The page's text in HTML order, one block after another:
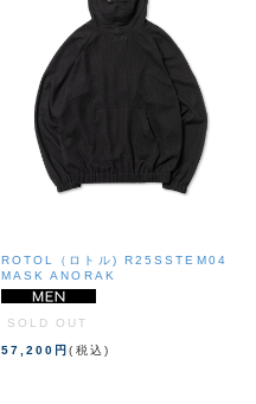
ROTOL（ロトル) R25SSTEM04
MASK ANORAK
SOLD OUT
57,200円(税込)